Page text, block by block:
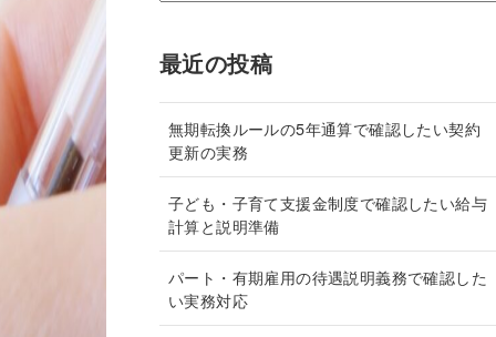
最近の投稿
無期転換ルールの5年通算で確認したい契約
更新の実務
子ども・子育て支援金制度で確認したい給与
計算と説明準備
パート・有期雇用の待遇説明義務で確認した
い実務対応